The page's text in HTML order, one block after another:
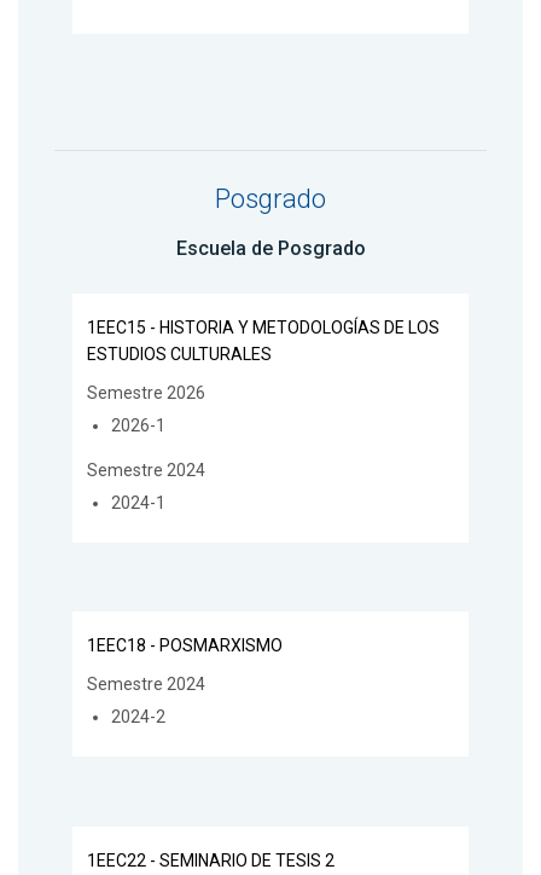
Posgrado
Escuela de Posgrado
1EEC15 - HISTORIA Y METODOLOGÍAS DE LOS
ESTUDIOS CULTURALES
Semestre 2026
2026-1
Semestre 2024
2024-1
1EEC18 - POSMARXISMO
Semestre 2024
2024-2
1EEC22 - SEMINARIO DE TESIS 2